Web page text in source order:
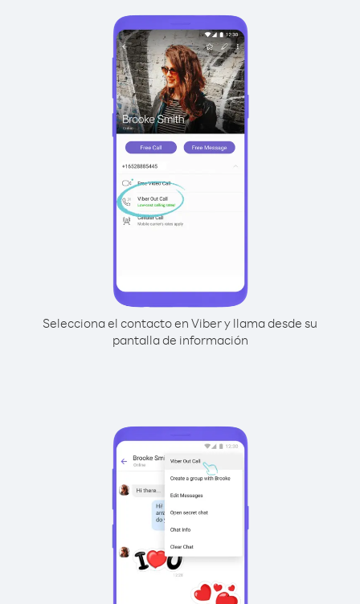
Selecciona el contacto en Viber y llama desde su
pantalla de información